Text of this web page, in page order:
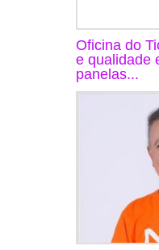
Oficina do
e qualidade
panelas...